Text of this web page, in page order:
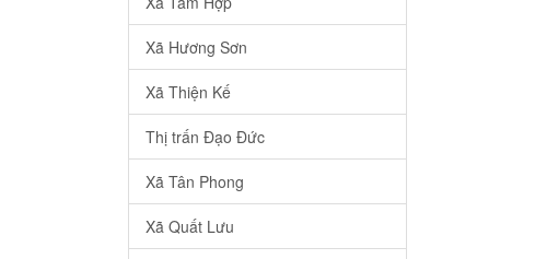
Xã Hương Sơn
Xã Thiện Kế
Thị trấn Đạo Đức
Xã Tân Phong
Xã Quất Lưu